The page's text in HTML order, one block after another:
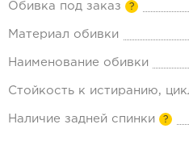
Обивка под заказ ?
Материал обивки
Наименование обивки
Стойкость к истиранию,
Наличие задней спинки ?